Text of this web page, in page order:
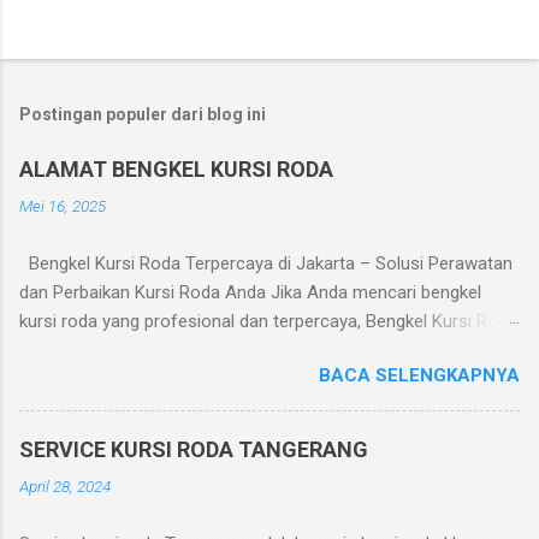
Postingan populer dari blog ini
ALAMAT BENGKEL KURSI RODA
Mei 16, 2025
Bengkel Kursi Roda Terpercaya di Jakarta – Solusi Perawatan
dan Perbaikan Kursi Roda Anda Jika Anda mencari bengkel
kursi roda yang profesional dan terpercaya, Bengkel Kursi Roda
kursi roda manual maupun elektrik dengan pelayanan cepat dan
harga terjangkau. Layanan yang Tersedia: Perbaikan roda dan
elektrik Pengelasan dan penguatan rangka Penjualan suku
BACA SELENGKAPNYA
SERVICE KURSI RODA TANGERANG
April 28, 2024